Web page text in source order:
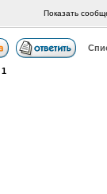
Показать
1